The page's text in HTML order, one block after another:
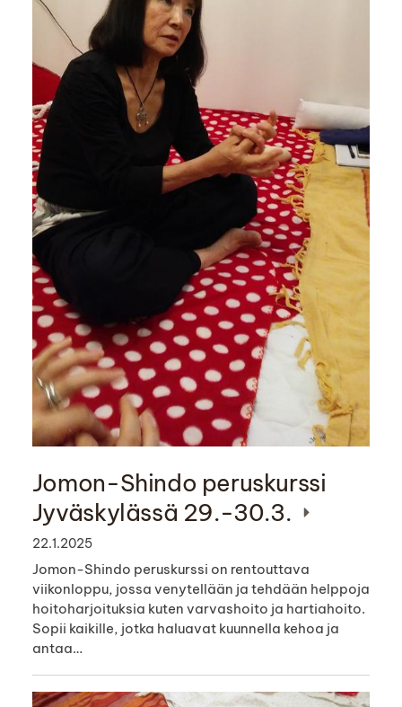
Jomon-Shindo peruskurssi
Jyväskylässä 29.-30.3.
22.1.2025
Jomon-Shindo peruskurssi on rentouttava
viikonloppu, jossa venytellään ja tehdään helppoja
hoitoharjoituksia kuten varvashoito ja hartiahoito.
Sopii kaikille, jotka haluavat kuunnella kehoa ja
antaa…